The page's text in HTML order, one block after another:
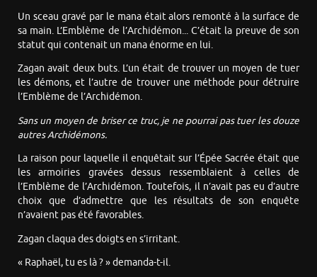
Un sceau gravé par le mana était alors remonté à la surface de
sa main. L’Emblème de l’Archidémon... C’était la preuve de son
statut qui contenait un mana énorme en lui.
Zagan avait deux buts. L’un était de trouver un moyen de tuer
les démons, et l’autre de trouver une méthode pour détruire
l’Emblème de l’Archidémon.
Sans un moyen de briser ce truc, je ne pourrai pas tuer les douze
autres Archidémons.
La raison pour laquelle il enquêtait sur l’Épée Sacrée était que
les armoiries gravées dessus ressemblaient à celles de
l’Emblème de l’Archidémon. Toutefois, il n’avait pas eu d’autre
choix que d’admettre que les résultats de son enquête
n’avaient pas été favorables.
Zagan claqua des doigts en s’irritant.
« Raphaël, tu es là ? » demanda-t-il.